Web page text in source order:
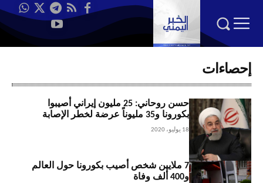
إحصاءات
حسن روحاني: 25 مليون إيراني أصيبوا
بكورونا و35 مليوناً عرضة لخطر الإصابة
18 يوليو، 2020
7 ملايين شخص أصيب بكورونا حول العالم
و400 ألف وفاة